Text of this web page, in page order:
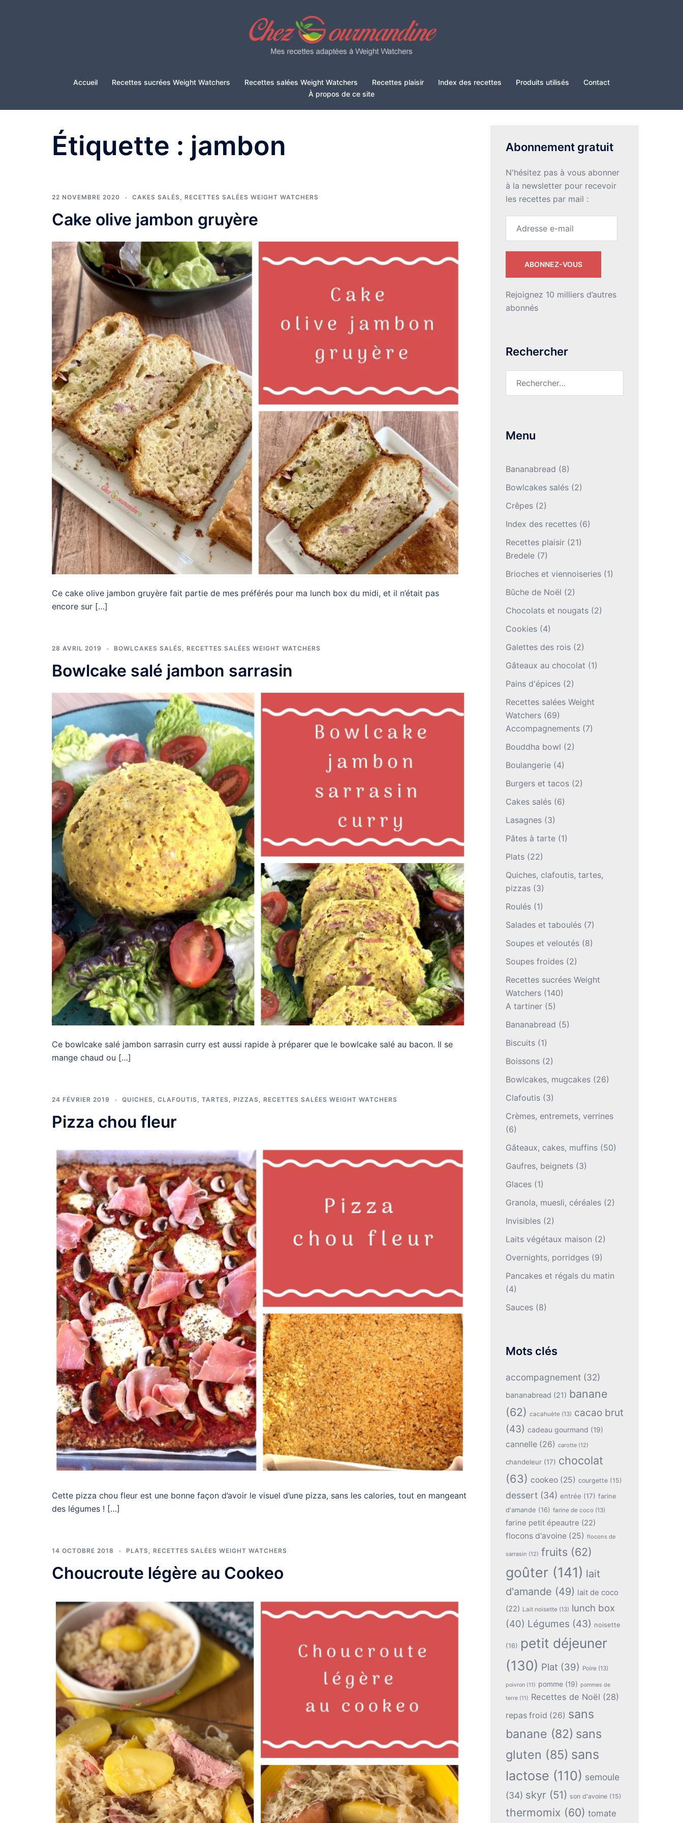
Accueil Recettes sucrées Weight Watchers Recettes salées Weight Watchers Recettes plaisir Index des recettes Produits utilisés
Contact
À propos de ce site
Étiquette : jambon
22 NOVEMBRE 2020 CAKES SALÉS, RECETTES SALÉES WEIGHT WATCHERS
Cake olive jambon gruyère
Ce cake olive jambon gruyère fait partie de mes préférés pour ma lunch box du midi, et il n’était pas
encore sur […]
28 AVRIL 2019 BOWLCAKES SALÉS, RECETTES SALÉES WEIGHT WATCHERS
Bowlcake salé jambon sarrasin
Ce bowlcake salé jambon sarrasin curry est aussi rapide à préparer que le bowlcake salé au bacon. Il se
mange chaud ou […]
24 FÉVRIER 2019 QUICHES, CLAFOUTIS, TARTES, PIZZAS, RECETTES SALÉES WEIGHT WATCHERS
Pizza chou fleur
Cette pizza chou fleur est une bonne façon d’avoir le visuel d’une pizza, sans les calories, tout en mangeant
des légumes ! […]
14 OCTOBRE 2018 PLATS, RECETTES SALÉES WEIGHT WATCHERS
Choucroute légère au Cookeo
Abonnement gratuit
N'hésitez pas à vous abonner
à la newsletter pour recevoir
les recettes par mail :
ABONNEZ-VOUS
Rejoignez 10 milliers d’autres
abonnés
Rechercher
Menu
Bananabread (8)
Bowlcakes salés(2)
Crêpes(2)
Index des recettes(6)
Recettes plaisir(21)
Bredele(7)
Brioches et viennoiseries(1)
Bûche de Noël (2)
Chocolats et nougats(2)
Cookies(4)
Galettes des rois(2)
Gâteaux au chocolat (1)
Pains d'épices(2)
Recettes salées Weight
Watchers(69)
Accompagnements(7)
Bouddha bowl (2)
Boulangerie(4)
Burgers et tacos(2)
Cakes salés(6)
Lasagnes(3)
Pâtes à tarte(1)
Plats(22)
Quiches, clafoutis, tartes,
pizzas(3)
Roulés(1)
Salades et taboulés(7)
Soupes et veloutés(8)
Soupes froides(2)
Recettes sucrées Weight
Watchers(140)
A tartiner(5)
Bananabread (5)
Biscuits(1)
Boissons(2)
Bowlcakes, mugcakes(26)
Clafoutis(3)
Crèmes, entremets, verrines
(6)
Gâteaux, cakes, muffins(50)
Gaufres, beignets(3)
Glaces(1)
Granola, muesli, céréales(2)
Invisibles(2)
Laits végétaux maison (2)
Overnights, porridges(9)
Pancakes et régals du matin
(4)
Sauces(8)
Mots clés
accompagnement(32)
bananabread (21) banane
(62) cacahuète (13) cacao brut
(43) cadeau gourmand (19)
cannelle(26) carotte(12)
chandeleur(17) chocolat
(63) cookeo(25) courgette(15)
dessert(34) entrée (17) farine
d'amande (16) farine de coco(13)
farine petit épeautre (22)
flocons d'avoine(25) flocons de
sarrasin (12) fruits (62)
goûter(141) lait
d'amande (49) lait de coco
(22) Lait noisette (13) lunch box
(40) Légumes (43) noisette
(16) petit déjeuner
(130) Plat (39) Poire (13)
poivron(11) pomme(19) pommes de
terre(11) Recettes de Noël (28)
repas froid (26) sans
banane (82) sans
gluten (85) sans
lactose (110) semoule
(34) skyr (51) son d'avoine(15)
thermomix (60) tomate